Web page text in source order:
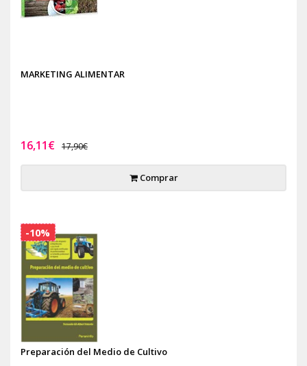
MARKETING ALIMENTAR
16,11€ 17,90€
Comprar
Preparación del Medio de Cultivo
-10%